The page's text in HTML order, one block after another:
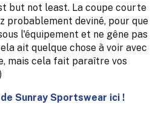
but not least. La coupe courte
probablement deviné, pour que
l'équipement et ne gêne pas
ait quelque chose à voir avec
mais cela fait paraître vos
Sunray Sportswear ici !